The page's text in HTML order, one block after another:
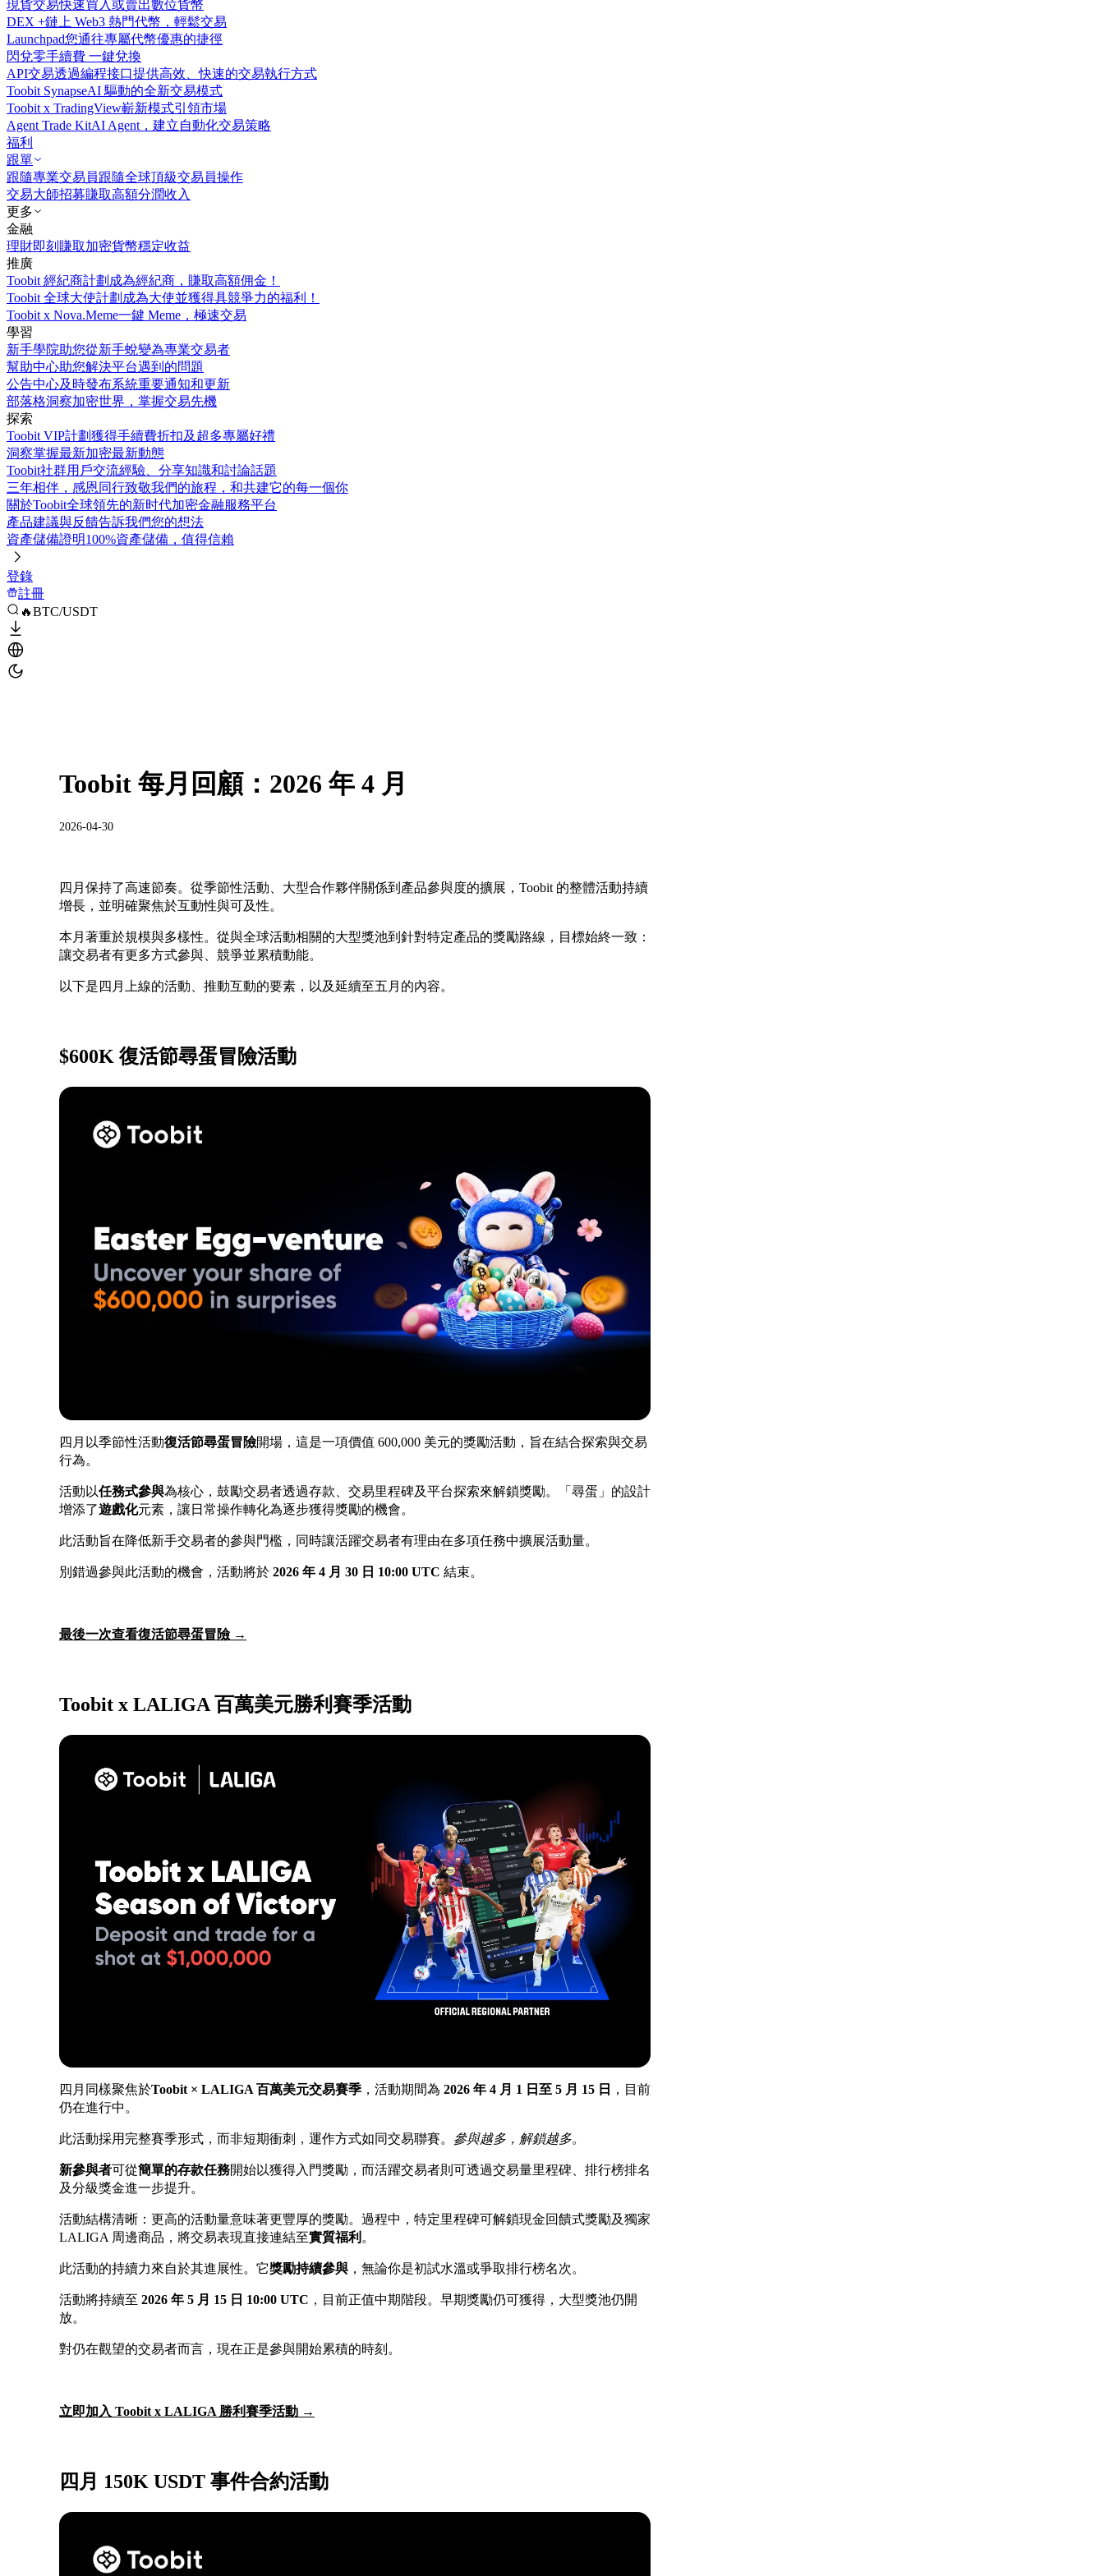
現貨交易快速買入或賣出數位貨幣
DEX +鏈上 Web3 熱門代幣，輕鬆交易
Launchpad您通往專屬代幣優惠的捷徑
閃兌零手續費 一鍵兌換
API交易透過編程接口提供高效、快速的交易執行方式
Toobit SynapseAI 驅動的全新交易模式
Toobit x TradingView嶄新模式引領市場
Agent Trade KitAI Agent，建立自動化交易策略
福利
跟單
跟隨專業交易員跟隨全球頂級交易員操作
交易大師招募賺取高額分潤收入
更多
金融
理財即刻賺取加密貨幣穩定收益
推廣
Toobit 經紀商計劃 成為經紀商，賺取高額佣金！
Toobit 全球大使計劃 成為大使並獲得具競爭力的福利！
Toobit x Nova.Meme一鍵 Meme，極速交易
學習
新手學院助您從新手蛻變為專業交易者
幫助中心助您解決平台遇到的問題
公告中心及時發布系統重要通知和更新
部落格洞察加密世界，掌握交易先機
探索
Toobit VIP計劃獲得手續費折扣及超多專屬好禮
洞察掌握最新加密最新動態
Toobit社群用戶交流經驗、分享知識和討論話題
三年相伴，感恩同行致敬我們的旅程，和共建它的每一個你
關於Toobit全球領先的新时代加密金融服務平台
產品建議與反饋告訴我們您的想法
資產儲備證明100%資產儲備，值得信賴
登錄
註冊
🔥BTC/USDT
Toobit 每月回顧：2026 年 4 月
2026-04-30
四月保持了高速節奏。從季節性活動、大型合作夥伴關係到產品參與度的擴展，Toobit 的整體活動持續
增長，並明確聚焦於互動性與可及性。
本月著重於規模與多樣性。從與全球活動相關的大型獎池到針對特定產品的獎勵路線，目標始終一致：
讓交易者有更多方式參與、競爭並累積動能。
以下是四月上線的活動、推動互動的要素，以及延續至五月的內容。
$600K 復活節尋蛋冒險活動
四月以季節性活動復活節尋蛋冒險開場，這是一項價值 600,000 美元的獎勵活動，旨在結合探索與交易
行為。
活動以任務式參與為核心，鼓勵交易者透過存款、交易里程碑及平台探索來解鎖獎勵。「尋蛋」的設計
增添了遊戲化元素，讓日常操作轉化為逐步獲得獎勵的機會。
此活動旨在降低新手交易者的參與門檻，同時讓活躍交易者有理由在多項任務中擴展活動量。
別錯過參與此活動的機會，活動將於 2026 年 4 月 30 日 10:00 UTC 結束。
最後一次查看復活節尋蛋冒險 →
Toobit x LALIGA 百萬美元勝利賽季活動
四月同樣聚焦於Toobit × LALIGA 百萬美元交易賽季 ，活動期間為 2026 年 4 月 1 日至 5 月 15 日
，目前
仍在進行中。
此活動採用完整賽季形式，而非短期衝刺，運作方式如同交易聯賽。 參與越多，解鎖越多。
新參與者可從簡單的存款任務開始以獲得入門獎勵，而活躍交易者則可透過交易量里程碑、排行榜排名
及分級獎金進一步提升。
活動結構清晰：更高的活動量意味著更豐厚的獎勵。過程中，特定里程碑可解鎖現金回饋式獎勵及獨家
LALIGA 周邊商品，將交易表現直接連結至實質福利 。
此活動的持續力來自於其進展性。它獎勵持續參與 ，無論你是初試水溫或爭取排行榜名次。
活動將持續至 2026 年 5 月 15 日 10:00 UTC ，目前正值中期階段。早期獎勵仍可獲得，大型獎池仍開
放。
對仍在觀望的交易者而言，現在正是參與開始累積的時刻。
立即加入 Toobit x LALIGA 勝利賽季活動 →
四月 150K USDT 事件合約活動